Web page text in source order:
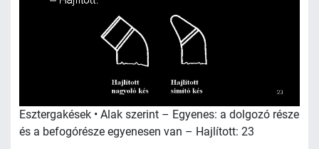
Esztergakések • Alak szerint – Egyenes: a dolgozó része
és a befogórésze egyenesen van – Hajlított: 23